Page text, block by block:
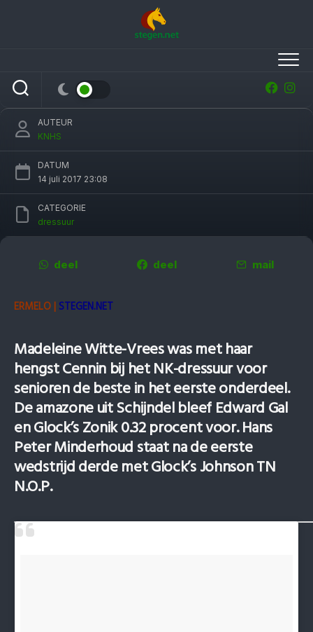
Madeleine Witte en Cennin nipt aan kop na
eerste onderdeel NK-dressuur
AUTEUR
KNHS
DATUM
14 juli 2017 23:08
CATEGORIE
dressuur
deel deel mail
ERMELO | STEGEN.NET
Madeleine Witte-Vrees was met haar
hengst Cennin bij het NK-dressuur voor
senioren de beste in het eerste onderdeel.
De amazone uit Schijndel bleef Edward Gal
en Glock’s Zonik 0.32 procent voor. Hans
Peter Minderhoud staat na de eerste
wedstrijd derde met Glock’s Johnson TN
N.O.P.